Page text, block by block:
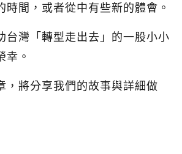
時間，或者從中有些新的體會。
台灣「轉型走出去」的一股小小
幸。
，將分享我們的故事與詳細做